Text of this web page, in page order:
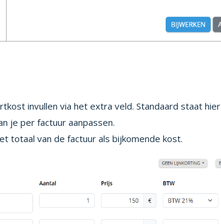
invullen via het extra veld. Standaard staat hier
je per factuur aanpassen.
totaal van de factuur als bijkomende kost.